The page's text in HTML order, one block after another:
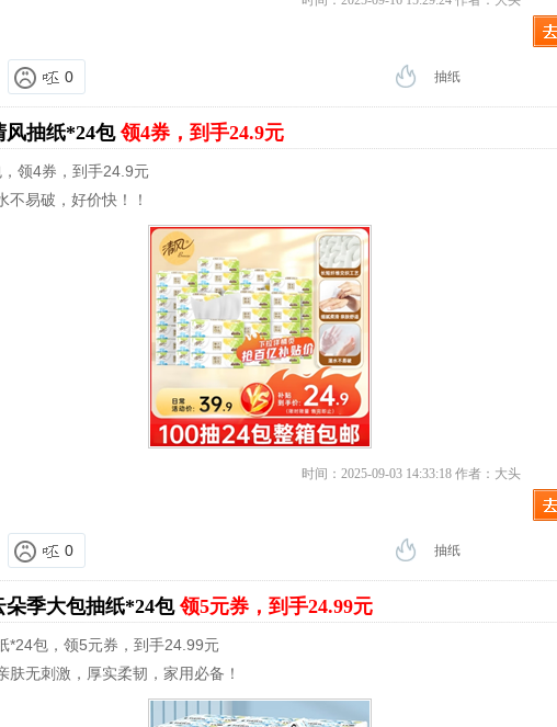
0 抽纸
风抽纸*24包领4券，到手24.9元
领4券，到手24.9元
不易破，好价快！！
时间：2025-09-03 14:33:18 作者：大头
0 抽纸
朵季大包抽纸*24包领5元券，到手24.99元
*24包，领5元券，到手24.99元
肤无刺激，厚实柔韧，家用必备！